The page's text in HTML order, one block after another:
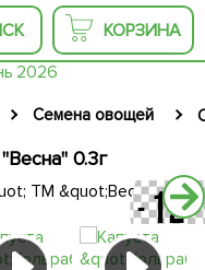
КОРЗИНА
Семена овощей
0.3г